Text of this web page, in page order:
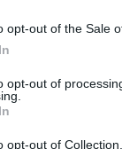
opt-out of the Sale
opt-out of
opt-out of